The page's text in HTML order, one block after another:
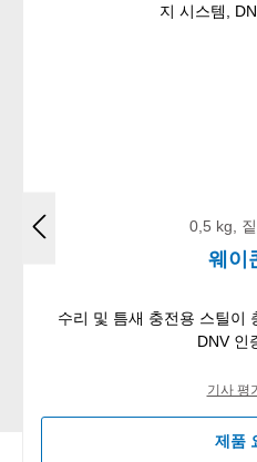
0,5 kg,
웨이
수리 및 틈새 충전용 스틸이
DNV 인
기사 평
제품